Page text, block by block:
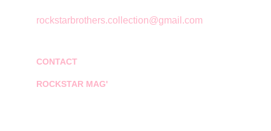
CONTACT
rockstarbrothers.collection@gmail.com
ROCKSTAR MAG'